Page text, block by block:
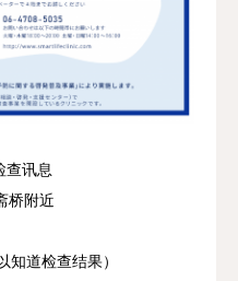
查讯息
附近
知道检查结果）